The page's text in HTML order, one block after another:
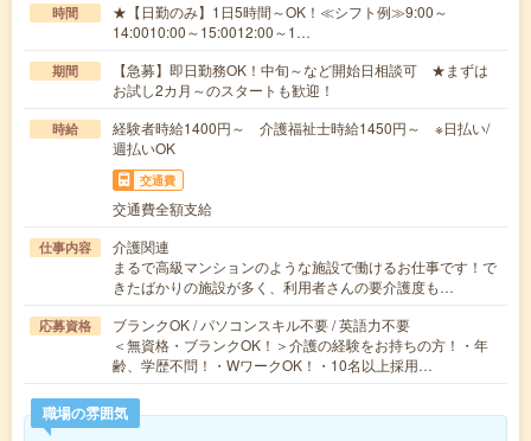
時間
★【日勤のみ】1日5時間～OK！≪シフト例≫9:00～
14:0010:00～15:0012:00～1…
期間
【急募】即日勤務OK！中旬～など開始日相談可 ★まずは
お試し2カ月～のスタートも歓迎！
時給
経験者時給1400円～ 介護福祉士時給1450円～ ※日払い/
週払いOK
交通費
交通費全額支給
仕事内容
介護関連
まるで高級マンションのような施設で働けるお仕事です！で
きたばかりの施設が多く、利用者さんの要介護度も…
応募資格
ブランクOK / パソコンスキル不要 / 英語力不要
＜無資格・ブランクOK！＞介護の経験をお持ちの方！・年
齢、学歴不問！・WワークOK！・10名以上採用…
職場の雰囲気